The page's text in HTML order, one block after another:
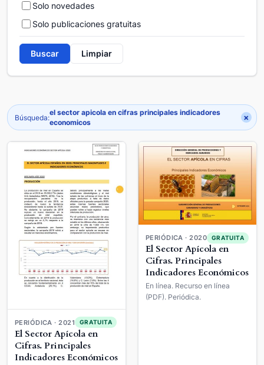
Solo novedades
Solo publicaciones gratuitas
Buscar Limpiar
Búsqueda:
el sector apicola en cifras principales indicadores
economicos
×
PERIÓDICA · 2021 GRATUITA
El Sector Apícola en
Cifras. Principales
Indicadores Económicos
PERIÓDICA · 2020 GRATUITA
El Sector Apícola en
Cifras. Principales
Indicadores Económicos
En línea. Recurso en línea
(PDF). Periódica.